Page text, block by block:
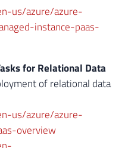
us/azure/azure-
instance-paas-
for Relational Data
of relational data
us/azure/azure-
overview